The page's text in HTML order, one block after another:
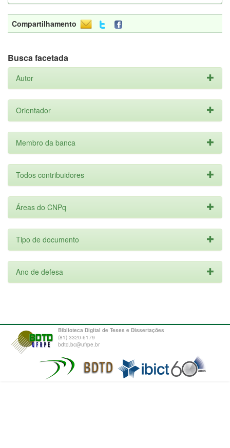
Compartilhamento
Busca facetada
Autor
Orientador
Membro da banca
Todos contribuidores
Áreas do CNPq
Tipo de documento
Ano de defesa
Biblioteca Digital de Teses e Dissertações
(81) 3320-6179
bdtd.bc@ufrpe.br